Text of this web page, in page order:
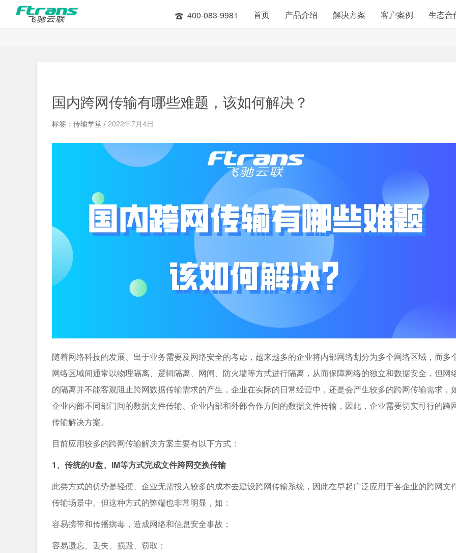
400-083-9981 首页 产品介绍 解决方案 客户案例 生态合
国内跨网传输有哪些难题，该如何解决？
标签：传输学堂 / 2022年7月4日
随着网络科技的发展、出于业务需要及网络安全的考虑，越来越多的企业将内部网络划分为多个网络区域，而多
网络区域间通常以物理隔离、逻辑隔离、网闸、防火墙等方式进行隔离，从而保障网络的独立和数据安全，但网
的隔离并不能客观阻止跨网数据传输需求的产生，企业在实际的日常经营中，还是会产生较多的跨网传输需求，
企业内部不同部门间的数据文件传输、企业内部和外部合作方间的数据文件传输，因此，企业需要切实可行的跨
传输解决方案。
目前应用较多的跨网传输解决方案主要有以下方式：
1、传统的U盘、IM等方式完成文件跨网交换传输
此类方式的优势是轻便、企业无需投入较多的成本去建设跨网传输系统，因此在早起广泛应用于各企业的跨网文
传输场景中。但这种方式的弊端也非常明显，如：
容易携带和传播病毒，造成网络和信息安全事故；
容易遗忘、丢失、损毁、窃取；